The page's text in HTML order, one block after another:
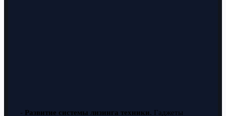
- Развитие системы лизинга техники. Гаджеты